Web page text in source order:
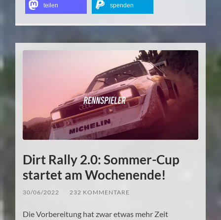
teilen spenden
Dirt Rally 2.0: Sommer-Cup
startet am Wochenende!
30/06/2022 232 KOMMENTARE
Die Vorbereitung hat zwar etwas mehr Zeit